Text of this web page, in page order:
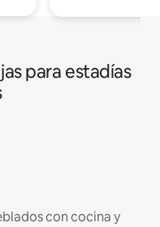
para estadías
con cocina y